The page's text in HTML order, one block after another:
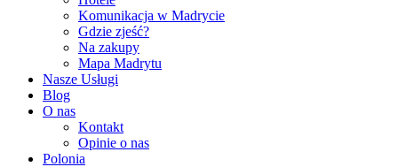
Komunikacja w Madrycie
Gdzie zjeść?
Na zakupy
Mapa Madrytu
Nasze Usługi
Blog
O nas
Kontakt
Opinie o nas
Polonia